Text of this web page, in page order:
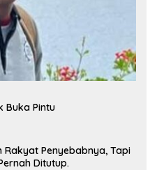
Buka Pintu
Rakyat Penyebabnya, Tapi
Ditutup.